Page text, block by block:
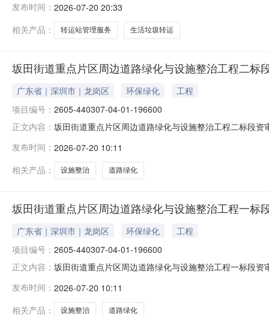
运和转运站管理服务详见招标文件详见招标文件详见招
六、代理服务收费标准及
发布时间： 2026-07-20 20:33
相关产品：
转运站管理服务 生活垃圾转运
坂田街道重点片区周边道路绿化与设施整治工程二标
广东省｜深圳市｜龙岗区 环保绿化
工程
项目编号： 2605-440307-04-01-196600
正文内容： 坂田街道重点片区周边道路绿化与设施整治工程二标段
道重点片区周边道路绿化与设施整治工程二标段招标方
发布时间： 2026-07-20 10:11
相关产品：
设施整治 道路绿化
坂田街道重点片区周边道路绿化与设施整治工程一标
广东省｜深圳市｜龙岗区 环保绿化
工程
项目编号： 2605-440307-04-01-196600
正文内容： 坂田街道重点片区周边道路绿化与设施整治工程一标段
道重点片区周边道路绿化与设施整治工程一标段招标方
发布时间： 2026-07-20 10:11
相关产品：
设施整治 道路绿化